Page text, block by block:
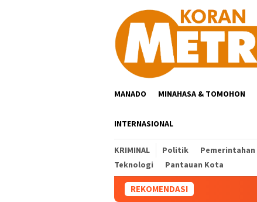
MANADO MINAHASA & TOMOHON
INTERNASIONAL
KRIMINAL Politik Pemerintahan
Teknologi
Pantauan Kota
REKOMENDASI